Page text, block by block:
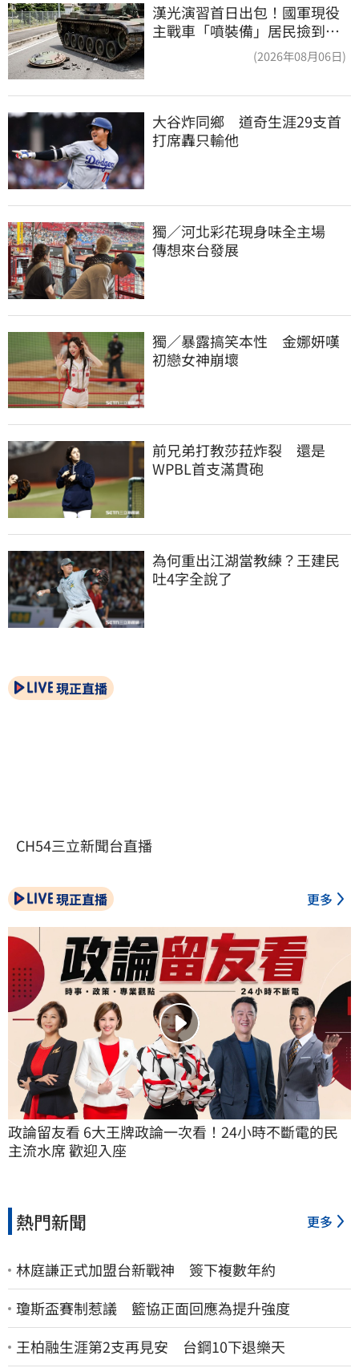
漢光演習首日出包！國軍現役
主戰車「噴裝備」居民撿到零
(2026年08月06日)
大谷炸同鄉　道奇生涯29支首
打席轟只輸他
獨／河北彩花現身味全主場
傳想來台發展
獨／暴露搞笑本性　金娜妍嘆
初戀女神崩壞
前兄弟打教莎菈炸裂　還是
WPBL首支滿貫砲
為何重出江湖當教練？王建民
吐4字全說了
現正直播
CH54三立新聞台直播
現正直播 更多
政論留友看 6大王牌政論一次看！24小時不斷電的民
主流水席 歡迎入座
熱門新聞 更多
林庭謙正式加盟台新戰神 簽下複數年約
瓊斯盃賽制惹議 籃協正面回應為提升強度
王柏融生涯第2支再見安 台鋼10下退樂天